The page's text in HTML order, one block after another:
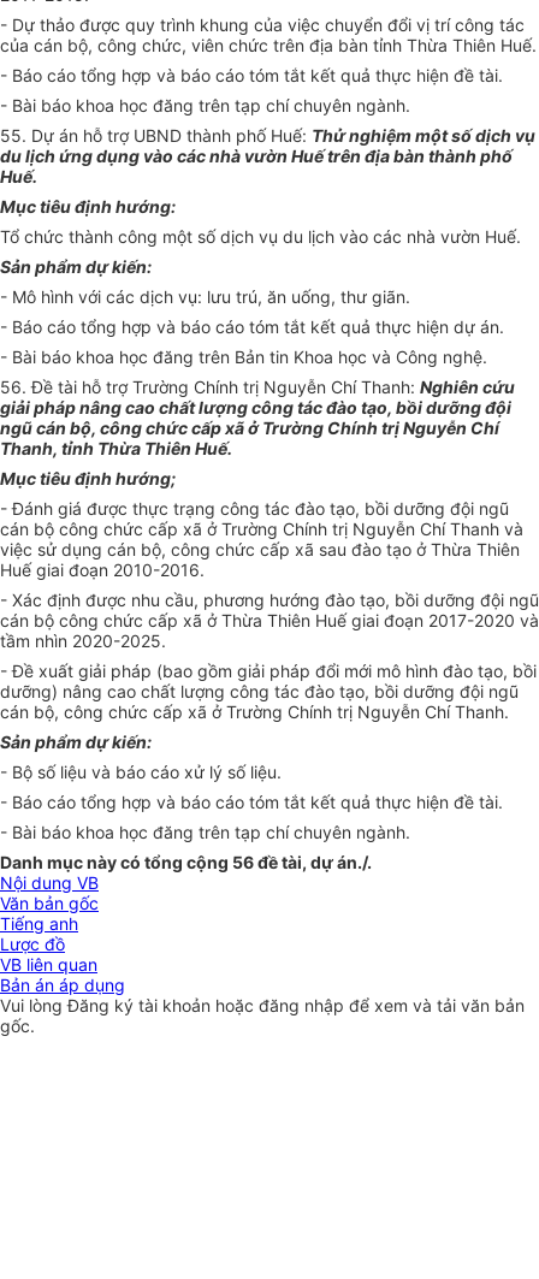
- Dự thảo được quy trình khung của việc chuyển đổi vị trí công tác
của cán bộ, công chức, viên chức trên địa bàn tỉnh Thừa Thiên Huế.
- Báo cáo tổng hợp và báo cáo tóm tắt kết quả thực hiện đề tài.
- Bài báo khoa học đăng trên tạp chí chuyên ngành.
55. Dự án hỗ trợ UBND thành phố Huế: Thử nghiệm một số dịch vụ
du lịch ứng dụng vào các nhà vườn Huế trên địa bàn thành phố
Huế.
Mục tiêu định hướng:
Tổ chức thành công một số dịch vụ du lịch vào các nhà vườn Huế.
Sản phẩm dự kiến:
- Mô hình với các dịch vụ: lưu trú, ăn uống, thư giãn.
- Báo cáo tổng hợp và báo cáo tóm tắt kết quả thực hiện dự án.
- Bài báo khoa học đăng trên Bản tin Khoa học và Công nghệ.
56. Đề tài hỗ trợ Trường Chính trị Nguyễn Chí Thanh: Nghiên cứu
giải pháp nâng cao chất lượng công tác đào tạo, bồi dưỡng đội
ngũ cán bộ, công chức cấp xã ở Trường Chính trị Nguyễn Chí
Thanh, tỉnh Thừa Thiên Huế.
Mục tiêu định hướng;
- Đánh giá được thực trạng công tác đào tạo, bồi dưỡng đội ngũ
cán bộ công chức cấp xã ở Trường Chính trị Nguyễn Chí Thanh và
việc sử dụng cán bộ, công chức cấp xã sau đào tạo ở Thừa Thiên
Huế giai đoạn 2010-2016.
- Xác định được nhu cầu, phương hướng đào tạo, bồi dưỡng đội ngũ
cán bộ công chức cấp xã ở Thừa Thiên Huế giai đoạn 2017-2020 và
tầm nhìn 2020-2025.
- Đề xuất giải pháp (bao gồm giải pháp đổi mới mô hình đào tạo, bồi
dưỡng) nâng cao chất lượng công tác đào tạo, bồi dưỡng đội ngũ
cán bộ, công chức cấp xã ở Trường Chính trị Nguyễn Chí Thanh.
Sản phẩm dự kiến:
- Bộ số liệu và báo cáo xử lý số liệu.
- Báo cáo tổng hợp và báo cáo tóm tắt kết quả thực hiện đề tài.
- Bài báo khoa học đăng trên tạp chí chuyên ngành.
Danh mục này có tổng cộng 56 đề tài, dự án./.
Nội dung VB
Văn bản gốc
Tiếng anh
Lược đồ
VB liên quan
Bản án áp dụng
Vui lòngĐăng ký tài khoản hoặc đăng nhập để xem và tải văn bản
gốc.